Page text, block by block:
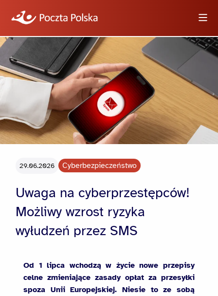
Wyszukiwarka
Informacje
Wideo
Dla dziennikarzy
29.06.2026 Cyberbezpieczeństwo
Uwaga na cyberprzestępców!
Możliwy wzrost ryzyka
wyłudzeń przez SMS
Od 1 lipca wchodzą w życie nowe przepisy
celne zmieniające zasady opłat za przesyłki
spoza Unii Europejskiej. Niesie to ze sobą